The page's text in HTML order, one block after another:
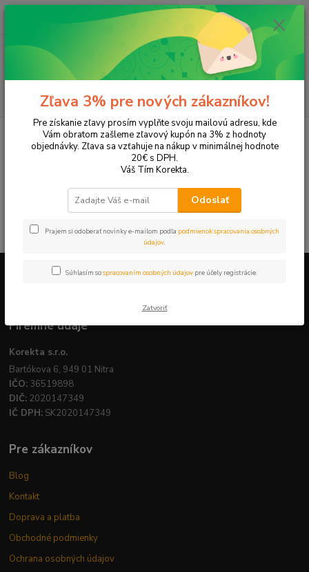
Hľadať
ks
za 0,00 EUR
Tonery a náplne do tlačiarní OKI OKI C 3520 mfp
OKI C 3520 mfp
V tejto kategórii nebol nájdený žiadny tovar.
Firemné údaje
Korekta s.r.o.
Bartókova 6, 949 01 Nitra
IČO: 36519898
DIČ: 2020147349
IČ DPH: SK2020147349
Pre zákazníkov
Blog
Kontakt
Doprava a platba
Obchodné podmienky
Ochrana osobných údajov
Zľava 3% pre nových zákazníkov!
Pre získanie zľavy prosím vyplňte svoju mailovú adresu, kde
Vám obratom zašleme zľavový kupón na 3% z hodnoty
objednávky. Zľava sa vzťahuje na nákup v minimálnej hodnote
20€ s DPH.
Váš Tím Korekta.
Odoslať
Prajem si odoberať novinky e-mailom podľa podmienok spracovania osobných
údajov.
Súhlasím sospracovaním osobných údajov pre účely registrácie.
Zatvoriť